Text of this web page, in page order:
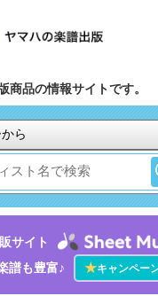
商品の情報サイトです。
サイト
譜も豊富♪
★キャンペー